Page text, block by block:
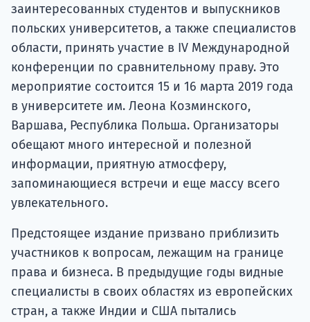
заинтересованных студентов и выпускников
польских университетов, а также специалистов
области, принять участие в IV Международной
конференции по сравнительному праву. Это
мероприятие состоится 15 и 16 марта 2019 года
в университете им. Леона Козминского,
Варшава, Республика Польша. Организаторы
обещают много интересной и полезной
информации, приятную атмосферу,
запоминающиеся встречи и еще массу всего
увлекательного.
Предстоящее издание призвано приблизить
участников к вопросам, лежащим на границе
права и бизнеса. В предыдущие годы видные
специалисты в своих областях из европейских
стран, а также Индии и США пытались